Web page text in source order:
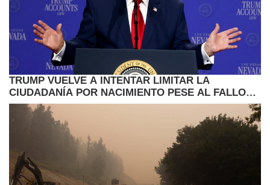
TRUMP VUELVE A INTENTAR LIMITAR LA
CIUDADANÍA POR NACIMIENTO PESE AL FALLO
DEL SUPREMO